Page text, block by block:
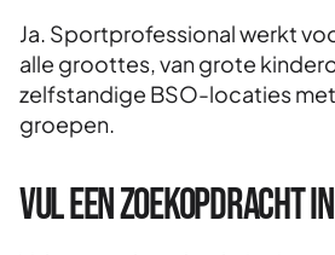
Ja. Sportprofessional werkt
alle groottes, van grote
zelfstandige BSO-locaties
groepen.
Vul een zoekopdracht in